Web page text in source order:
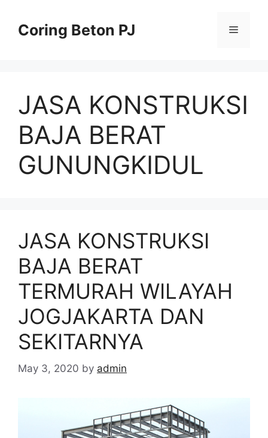
contentCoring Beton PJ Menu
JASA KONSTRUKSI
BAJA BERAT
GUNUNGKIDUL
JASA KONSTRUKSI
BAJA BERAT
TERMURAH WILAYAH
JOGJAKARTA DAN
SEKITARNYA
May 3, 2020 by admin